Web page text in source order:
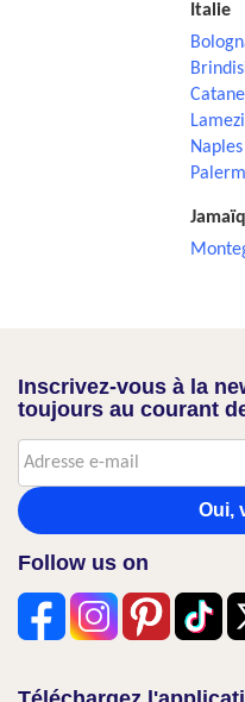
Italie
Catane
Naples
Inscrivez-vous à la
toujours au courant
Oui,
Follow us on